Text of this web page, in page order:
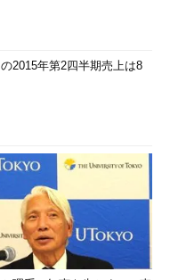
2015年第2四半期売上は8